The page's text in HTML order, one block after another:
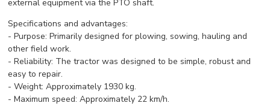
external equipment via the PTO shaft.
Specifications and advantages:
- Purpose: Primarily designed for plowing, sowing, hauling and
other field work.
- Reliability: The tractor was designed to be simple, robust and
easy to repair.
- Weight: Approximately 1930 kg.
- Maximum speed: Approximately 22 km/h.